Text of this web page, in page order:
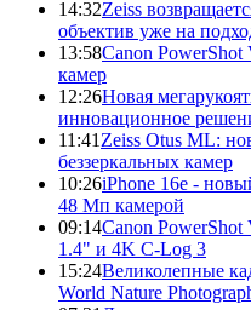
14:32Zeiss
объектив уже на
13:58Canon
камер
12:26Новая
инновационное
11:41 Zeiss Otus ML:
беззеркальных камер
10:26iPhone 16e -
48 Мп камерой
09:14Canon
1.4" и 4K C-Log 3
15:24Великолепные
World Nature